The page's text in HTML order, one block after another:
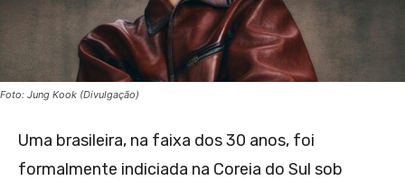
Foto: Jung Kook (Divulgação)
Uma brasileira, na faixa dos 30 anos, foi
formalmente indiciada na Coreia do Sul sob